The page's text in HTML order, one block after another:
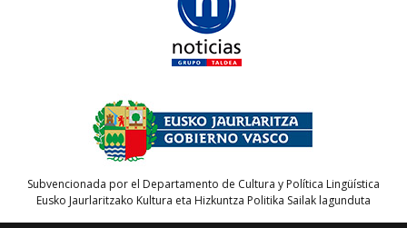
Subvencionada por el Departamento de Cultura y Política Lingüística
Eusko Jaurlaritzako Kultura eta Hizkuntza Politika Sailak lagunduta